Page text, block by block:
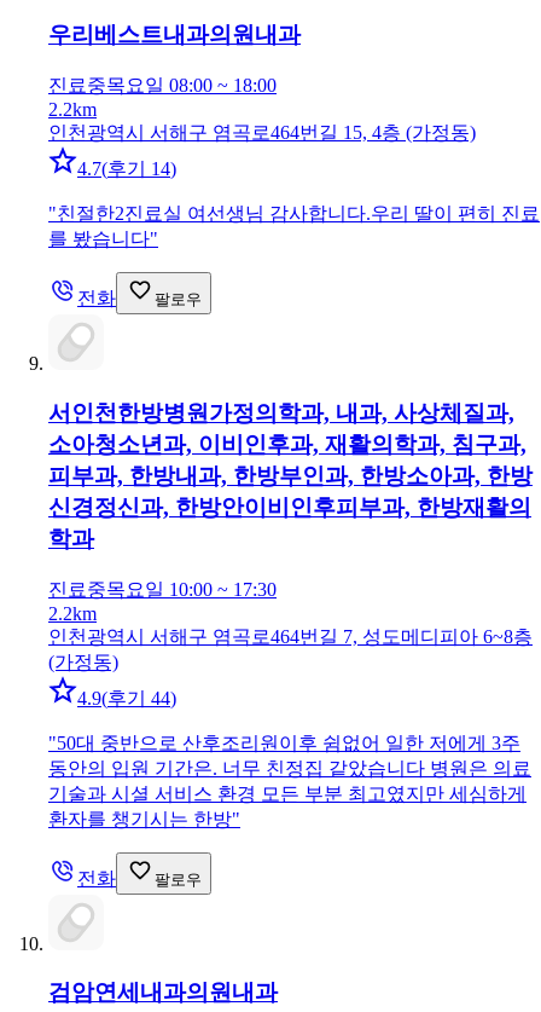
우리베스트내과의원내과
진료중목요일 08:00 ~ 18:00
2.2km
인천광역시 서해구 염곡로464번길 15, 4층 (가정동)
4.7(후기 14)
"친절한2진료실 여선생님 감사합니다.우리 딸이 편히 진료
를 봤습니다"
전화 팔로우
서인천한방병원 가정의학과, 내과, 사상체질과,
소아청소년과, 이비인후과, 재활의학과, 침구과,
피부과, 한방내과, 한방부인과, 한방소아과, 한방
신경정신과, 한방안이비인후피부과, 한방재활의
학과
진료중목요일 10:00 ~ 17:30
2.2km
인천광역시 서해구 염곡로464번길 7, 성도메디피아 6~8층
(가정동)
4.9(후기 44)
"50대 중반으로 산후조리원이후 쉼없어 일한 저에게 3주
동안의 입원 기간은. 너무 친정집 같았습니다 병원은 의료
기술과 시셜 서비스 환경 모든 부분 최고였지만 세심하게
환자를 챙기시는 한방"
전화 팔로우
검암연세내과의원내과